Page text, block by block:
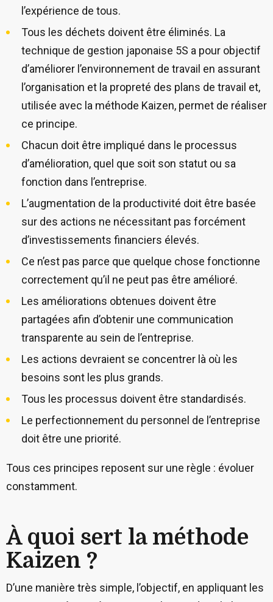
l’expérience de tous.
Tous les déchets doivent être éliminés. La
technique de gestion japonaise 5S a pour objectif
d’améliorer l’environnement de travail en assurant
l’organisation et la propreté des plans de travail et,
utilisée avec la méthode Kaizen, permet de réaliser
ce principe.
Chacun doit être impliqué dans le processus
d’amélioration, quel que soit son statut ou sa
fonction dans l’entreprise.
L’augmentation de la productivité doit être basée
sur des actions ne nécessitant pas forcément
d’investissements financiers élevés.
Ce n’est pas parce que quelque chose fonctionne
correctement qu’il ne peut pas être amélioré.
Les améliorations obtenues doivent être
partagées afin d’obtenir une communication
transparente au sein de l’entreprise.
Les actions devraient se concentrer là où les
besoins sont les plus grands.
Tous les processus doivent être standardisés.
Le perfectionnement du personnel de l’entreprise
doit être une priorité.
Tous ces principes reposent sur une règle : évoluer
constamment.
À quoi sert la méthode
Kaizen ?
D’une manière très simple, l’objectif, en appliquant les